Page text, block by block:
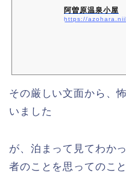
阿曽原温泉小屋
https://
その厳しい文面から、
いました
が、泊まって見てわか
者のことを思ってのこと